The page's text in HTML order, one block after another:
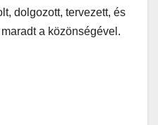
dolgozott, tervezett, és
a közönségével.